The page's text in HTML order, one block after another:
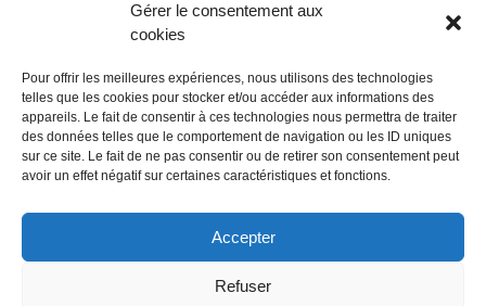
Gérer le consentement aux
cookies
Pour offrir les meilleures expériences, nous utilisons des technologies
telles que les cookies pour stocker et/ou accéder aux informations des
appareils. Le fait de consentir à ces technologies nous permettra de traiter
des données telles que le comportement de navigation ou les ID uniques
sur ce site. Le fait de ne pas consentir ou de retirer son consentement peut
avoir un effet négatif sur certaines caractéristiques et fonctions.
Accepter
Refuser
1lieu1salle est spécialisé dans la recherche de lieux
événements d'entreprise. 1lieu1salle recherche
gratuitement pour vous, votre lieu de séminaire idéal :
château, domaine, hôtel, lieu atypique et dans
l'environnement que vous souhaitez, en ville, au vert, au
bord d'un lac ou de la mer.
ORGANISATION DE SÉMINAIRE CLÉ EN MAIN
1lieu1salle agence événementielle est spécialisée dans
l'organisation de séminaires sur mesure. Tous types